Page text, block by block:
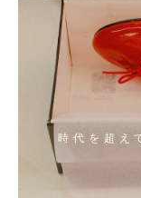
時代を超え